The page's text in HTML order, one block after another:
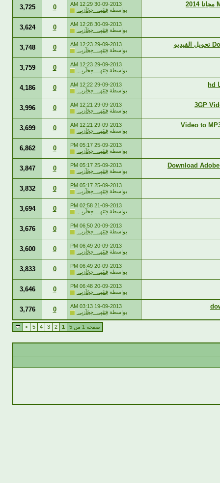
30-09-2013
12:29 AM
بواسطة فِتنَهـہ حِجَآزيِـہ 0
3,725
30-09-2013
12:28 AM
بواسطة فِتنَهـہ حِجَآزيِـہ 0
3,624
29-09-2013
12:23 AM
بواسطة فِتنَهـہ حِجَآزيِـہ 0
3,748
29-09-2013
12:23 AM
بواسطة فِتنَهـہ حِجَآزيِـہ 0
3,759
29-09-2013
12:22 AM
بواسطة فِتنَهـہ حِجَآزيِـہ 0
4,186
29-09-2013
12:21 AM
بواسطة فِتنَهـہ حِجَآزيِـہ 0
3,996
29-09-2013
12:21 AM
بواسطة فِتنَهـہ حِجَآزيِـہ 0
3,699
25-09-2013
05:17 PM
بواسطة فِتنَهـہ حِجَآزيِـہ 0
6,862
25-09-2013
05:17 PM
بواسطة فِتنَهـہ حِجَآزيِـہ 0
3,847
25-09-2013
05:17 PM
بواسطة فِتنَهـہ حِجَآزيِـہ 0
3,832
21-09-2013
02:58 PM
بواسطة فِتنَهـہ حِجَآزيِـہ 0
3,694
20-09-2013
06:50 PM
بواسطة فِتنَهـہ حِجَآزيِـہ 0
3,676
20-09-2013
06:49 PM
بواسطة فِتنَهـہ حِجَآزيِـہ 0
3,600
20-09-2013
06:49 PM
بواسطة فِتنَهـہ حِجَآزيِـہ 0
3,833
20-09-2013
06:48 PM
بواسطة فِتنَهـہ حِجَآزيِـہ 0
3,646
19-09-2013
03:13 AM
بواسطة فِتنَهـہ حِجَآزيِـہ 0
3,776
صفحة 1 من 5 1
2
3
4
5
>